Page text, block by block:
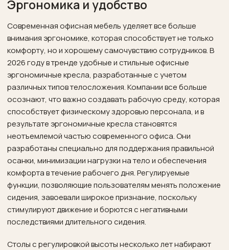
Эргономика и удобство
Современная офисная мебель уделяет все больше
внимания эргономике, которая способствует не только
комфорту, но и хорошему самочувствию сотрудников. В
2026 году в тренде удобные и стильные офисные
эргономичные кресла, разработанные с учетом
различных типов телосложения. Компании все больше
осознают, что важно создавать рабочую среду, которая
способствует физическому здоровью персонала, и в
результате эргономичные кресла становятся
неотъемлемой частью современного офиса. Они
разработаны специально для поддержания правильной
осанки, минимизации нагрузки на тело и обеспечения
комфорта в течение рабочего дня. Регулируемые
функции, позволяющие пользователям менять положение
сидения, завоевали широкое признание, поскольку
стимулируют движение и борются с негативными
последствиями длительного сидения.
Столы с регулировкой высоты несколько лет набирают